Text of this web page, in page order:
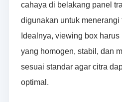
cahaya di belakang panel
digunakan untuk menerangi
Idealnya, viewing box
yang homogen, stabil, dan
sesuai standar agar citra
optimal.